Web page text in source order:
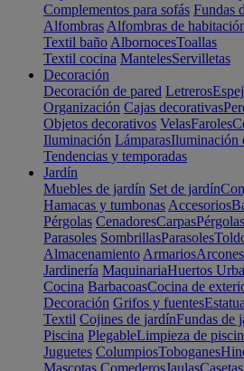
Complementos para sofás Fundas
Alfombras Alfombras de
Textil baño AlbornocesToallas
Textil cocina MantelesServilletas
Decoración
Decoración de pared Letreros
Organización Cajas decorativas
Objetos decorativos VelasFaroles
Iluminación LámparasIluminación
Tendencias y temporadas
Jardín
Muebles de jardín Set de jardín
Hamacas y tumbonas Accesorios
Pérgolas CenadoresCarpasPérgolas
Parasoles SombrillasParasoles
Almacenamiento ArmariosArcones
Jardinería MaquinariaHuertos
Cocina BarbacoasCocina de
Decoración Grifos y fuentes
Textil Cojines de jardínFundas de
Piscina PlegableLimpieza de
Juguetes ColumpiosToboganes
Mascotas ComederosJaulas